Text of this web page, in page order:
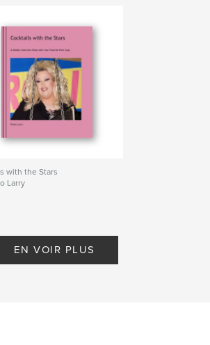
with the Stars
Larry
EN VOIR PLUS